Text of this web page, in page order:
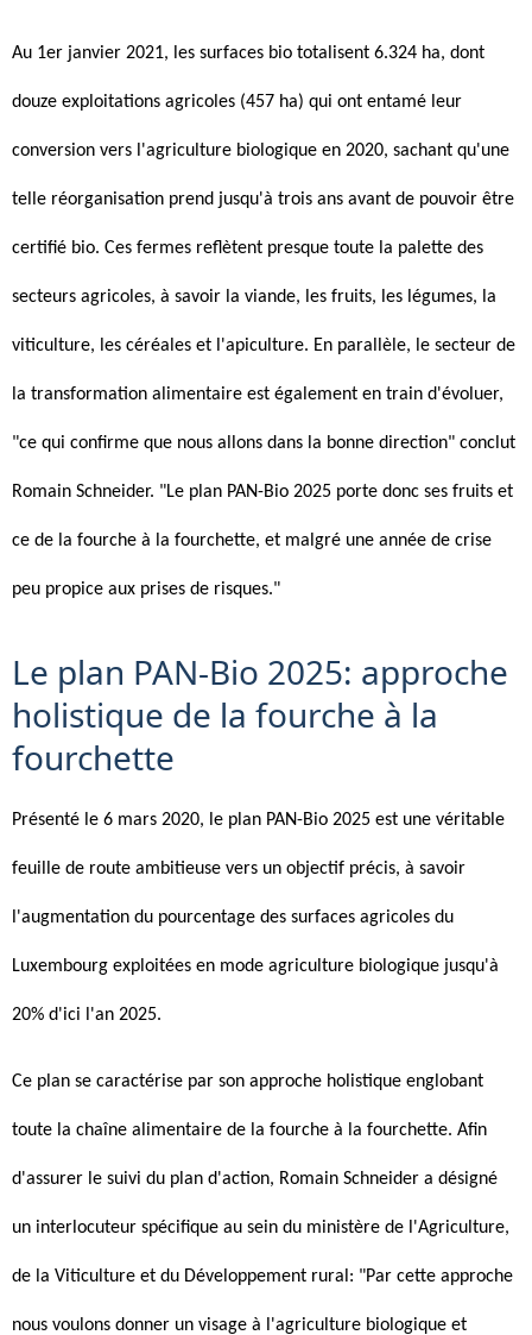
Au 1er janvier 2021, les surfaces bio totalisent 6.324 ha, dont
douze exploitations agricoles (457 ha) qui ont entamé leur
conversion vers l'agriculture biologique en 2020, sachant qu'une
telle réorganisation prend jusqu'à trois ans avant de pouvoir être
certifié bio. Ces fermes reflètent presque toute la palette des
secteurs agricoles, à savoir la viande, les fruits, les légumes, la
viticulture, les céréales et l'apiculture. En parallèle, le secteur de
la transformation alimentaire est également en train d'évoluer,
"ce qui confirme que nous allons dans la bonne direction" conclut
Romain Schneider. "Le plan PAN-Bio 2025 porte donc ses fruits et
ce de la fourche à la fourchette, et malgré une année de crise
peu propice aux prises de risques."
Le plan PAN-Bio 2025: approche
holistique de la fourche à la
fourchette
Présenté le 6 mars 2020, le plan PAN-Bio 2025 est une véritable
feuille de route ambitieuse vers un objectif précis, à savoir
l'augmentation du pourcentage des surfaces agricoles du
Luxembourg exploitées en mode agriculture biologique jusqu'à
20% d'ici l'an 2025.
Ce plan se caractérise par son approche holistique englobant
toute la chaîne alimentaire de la fourche à la fourchette. Afin
d'assurer le suivi du plan d'action, Romain Schneider a désigné
un interlocuteur spécifique au sein du ministère de l'Agriculture,
de la Viticulture et du Développement rural: "Par cette approche
nous voulons donner un visage à l'agriculture biologique et